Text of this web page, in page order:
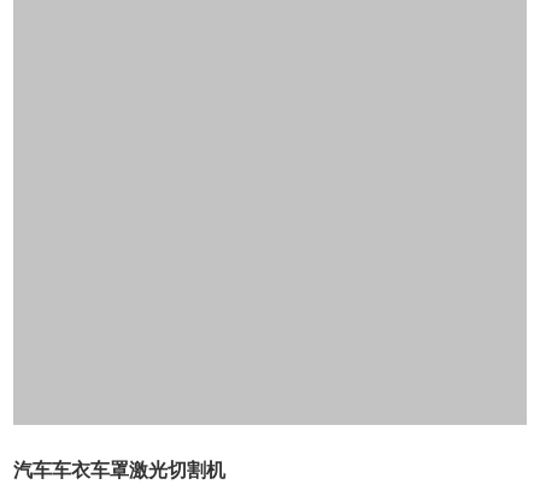
汽车车衣车罩激光切割机